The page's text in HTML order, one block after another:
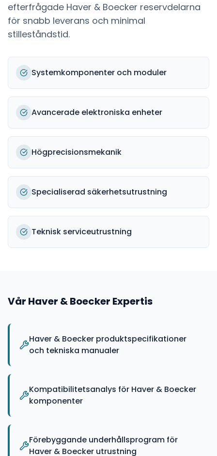
efterfrågade Haver & Boecker reservdelarna
för snabb leverans och minimal
stilleståndstid.
Systemkomponenter och moduler
Avancerade elektroniska enheter
Högprecisionsmekanik
Specialiserad säkerhetsutrustning
Teknisk serviceutrustning
Vår Haver & Boecker Expertis
Haver & Boecker produktspecifikationer
och tekniska manualer
Kompatibilitetsanalys för Haver & Boecker
komponenter
Förebyggande underhållsprogram för
Haver & Boecker utrustning